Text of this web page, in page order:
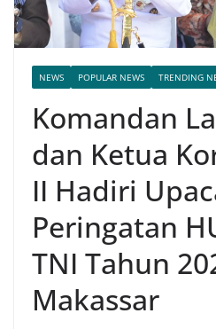
NEWS POPULAR NEWS TRENDING
Komandan
dan Ketua
II Hadiri
Peringatan
TNI Tahun
Makassar